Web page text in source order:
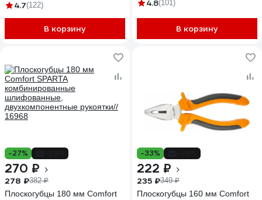
4.7(122)
В корзину
4.8(101)
В корзину
-27%
270 ₽
278 ₽382 ₽
Плоскогубцы 180 мм Comfort
-33%
222 ₽
235 ₽349 ₽
Плоскогубцы 160 мм Comfort